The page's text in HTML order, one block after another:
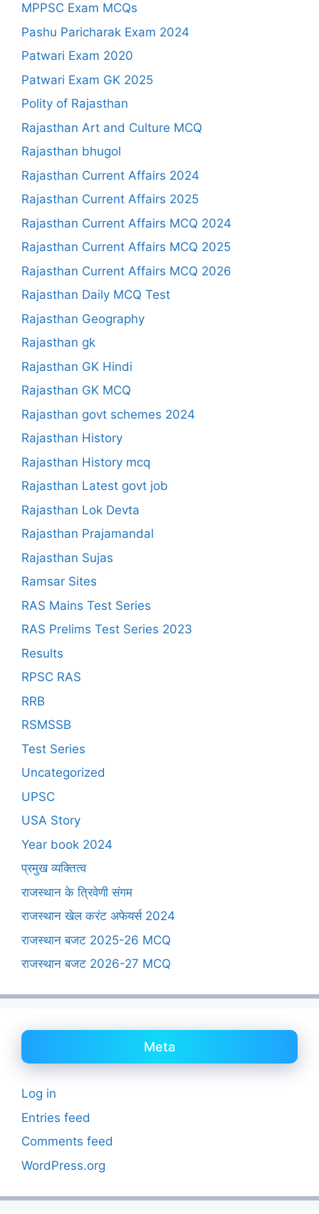
MPPSC Exam MCQs
Pashu Paricharak Exam 2024
Patwari Exam 2020
Patwari Exam GK 2025
Polity of Rajasthan
Rajasthan Art and Culture MCQ
Rajasthan bhugol
Rajasthan Current Affairs 2024
Rajasthan Current Affairs 2025
Rajasthan Current Affairs MCQ 2024
Rajasthan Current Affairs MCQ 2025
Rajasthan Current Affairs MCQ 2026
Rajasthan Daily MCQ Test
Rajasthan Geography
Rajasthan gk
Rajasthan GK Hindi
Rajasthan GK MCQ
Rajasthan govt schemes 2024
Rajasthan History
Rajasthan History mcq
Rajasthan Latest govt job
Rajasthan Lok Devta
Rajasthan Prajamandal
Rajasthan Sujas
Ramsar Sites
RAS Mains Test Series
RAS Prelims Test Series 2023
Results
RPSC RAS
RRB
RSMSSB
Test Series
Uncategorized
UPSC
USA Story
Year book 2024
प्रमुख व्यक्तित्व
राजस्थान के त्रिवेणी संगम
राजस्थान खेल करंट अफेयर्स 2024
राजस्थान बजट 2025-26 MCQ
राजस्थान बजट 2026-27 MCQ
Meta
Log in
Entries feed
Comments feed
WordPress.org